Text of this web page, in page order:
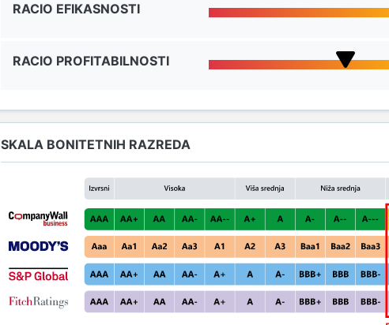
RACIO EFIKASNOSTI
RACIO PROFITABILNOSTI
SKALA BONITETNIH RAZREDA